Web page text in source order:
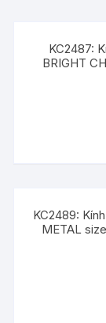
KC2487:
BRIGHT
KC2489:
METAL